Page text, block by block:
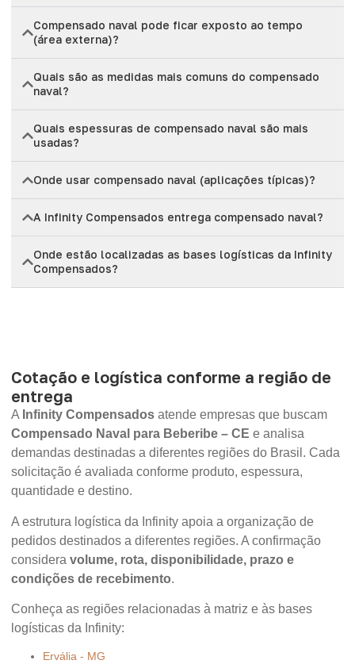
Compensado naval pode ficar exposto ao tempo
(área externa)?
Quais são as medidas mais comuns do compensado
naval?
Quais espessuras de compensado naval são mais
usadas?
Onde usar compensado naval (aplicações típicas)?
A Infinity Compensados entrega compensado naval?
Onde estão localizadas as bases logísticas da Infinity
Compensados?
Cotação e logística conforme a região de
entrega
A Infinity Compensados atende empresas que buscam
Compensado Naval para Beberibe – CE e analisa
demandas destinadas a diferentes regiões do Brasil. Cada
solicitação é avaliada conforme produto, espessura,
quantidade e destino.
A estrutura logística da Infinity apoia a organização de
pedidos destinados a diferentes regiões. A confirmação
considera volume, rota, disponibilidade, prazo e
condições de recebimento.
Conheça as regiões relacionadas à matriz e às bases
logísticas da Infinity:
Ervália - MG